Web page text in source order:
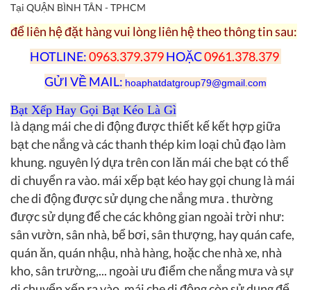
Tại QUẬN BÌNH TÂN - TPHCM
để liên hệ đặt hàng vui lòng liên hệ theo thông tin sau:
HOTLINE:0963.379.379HOẶC0961.378.379
GỬI VỀ MAIL: hoaphatdatgroup79@gmail.com
Bạt Xếp Hay Gọi Bạt Kéo Là Gì
là dạng mái che di động được thiết kế kết hợp giữa
bạt che nắng và các thanh thép kim loại chủ đạo làm
khung. nguyên lý dựa trên con lăn mái che bạt có thể
di chuyển ra vào. mái xếp bạt kéo hay gọi chung là mái
che di động được sử dụng che nắng mưa . thường
được sử dụng để che các không gian ngoài trời như:
sân vườn, sân nhà, bể bơi, sân thượng, hay quán cafe,
quán ăn, quán nhậu, nhà hàng, hoặc che nhà xe, nhà
kho, sân trường,... ngoài ưu điểm che nắng mưa và sự